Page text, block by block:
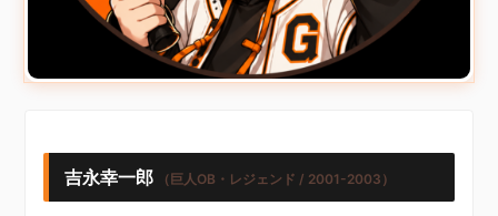
吉永幸一郎 （巨人OB・レジェンド / 2001-2003）